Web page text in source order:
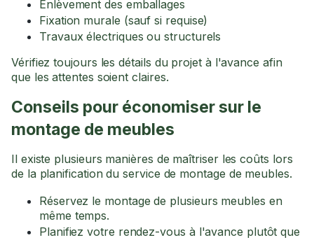
Enlèvement des emballages
Fixation murale (sauf si requise)
Travaux électriques ou structurels
Vérifiez toujours les détails du projet à l'avance afin
que les attentes soient claires.
Conseils pour économiser sur le
montage de meubles
Il existe plusieurs manières de maîtriser les coûts lors
de la planification du service de montage de meubles.
Réservez le montage de plusieurs meubles en
même temps.
Planifiez votre rendez-vous à l'avance plutôt que